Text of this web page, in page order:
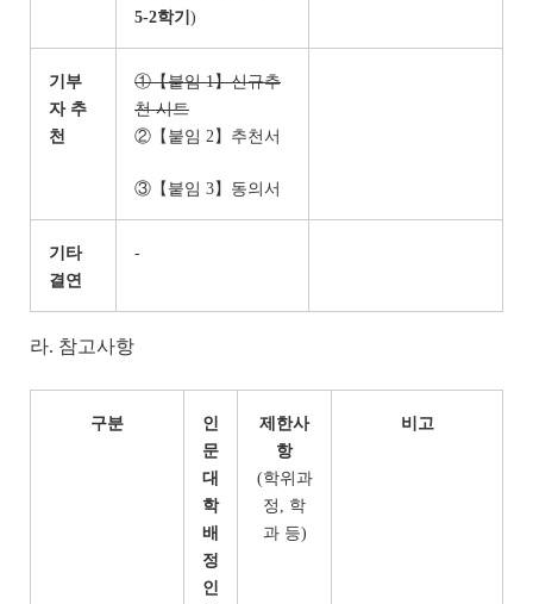
5-2학기 )
기부
자 추
천
①【붙임 1】신규추
천 시트
②【붙임 2】추천서
③【붙임 3】동의서
기타
결연
-
라. 참고사항
구분
인
문
대
학
배
정
인
제한사
항
(학위과
정, 학
과 등)
비고